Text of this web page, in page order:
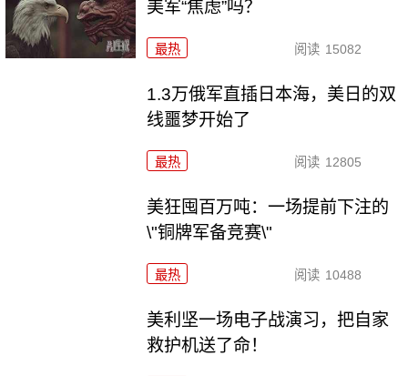
美军“焦虑”吗？
最热 阅读 15082
1.3万俄军直插日本海，美日的双
线噩梦开始了
最热 阅读 12805
美狂囤百万吨：一场提前下注的
\"铜牌军备竞赛\"
最热 阅读 10488
美利坚一场电子战演习，把自家
救护机送了命！